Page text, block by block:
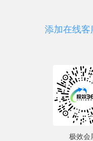
添加在线客
极效会